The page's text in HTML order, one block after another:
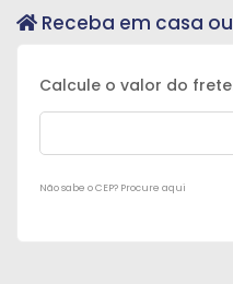
Receba em casa ou
Não sabe o CEP? Procure aqui